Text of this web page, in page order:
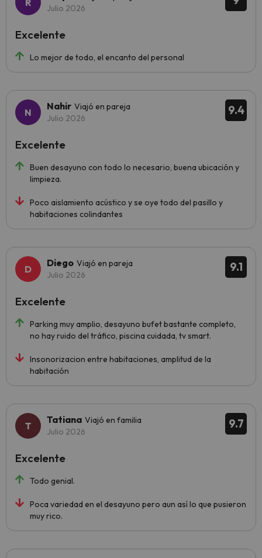
Julio 2026
Lo mejor de todo, el encanto del personal
Excelente
9.4
Nahir Viajó en pareja
Julio 2026
Buen desayuno con todo lo necesario, buena ubicación y
limpieza.
Poco aislamiento acústico y se oye todo del pasillo y
habitaciones colindantes
Excelente
9.1
Diego Viajó en pareja
Julio 2026
Parking muy amplio, desayuno bufet bastante completo,
no hay ruido del tráfico, piscina cuidada, tv smart.
Insonorizacion entre habitaciones, amplitud de la
habitación
Excelente
9.7
Tatiana Viajó en familia
Julio 2026
Todo genial.
Poca variedad en el desayuno pero aun así lo que pusieron
muy rico.
Excelente